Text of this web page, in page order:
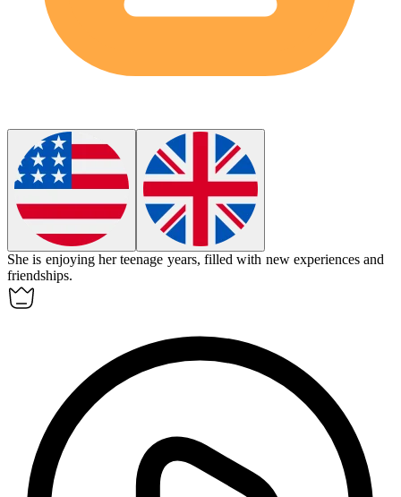
She is enjoying herteenage years, filled with new experiences and
friendships.